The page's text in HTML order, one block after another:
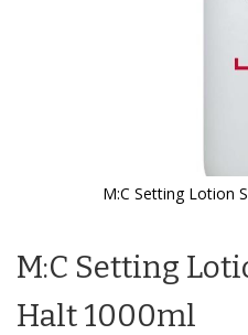
M:C Setting Lotion
der
Bildgalerie
M:C Setting
Halt 1000ml